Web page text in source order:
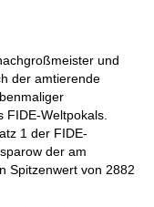
und
der amtierende
FIDE-Weltpokals.
1 der FIDE-
der am
Spitzenwert von 2882